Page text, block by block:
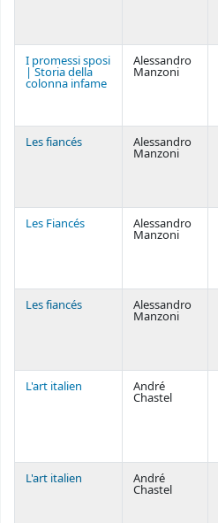
I promessi sposi
| Storia della
colonna infame
Alessandro
Manzoni
Les fiancés Alessandro
Manzoni
Les Fiancés Alessandro
Manzoni
Les fiancés Alessandro
Manzoni
L'art italien André
Chastel
L'art italien André
Chastel